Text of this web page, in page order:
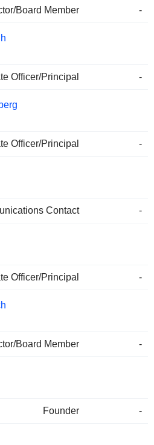
Board Member -
Officer/Principal -
Officer/Principal -
Contact -
Officer/Principal -
Board Member -
Founder -